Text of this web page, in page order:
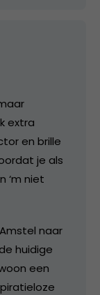
extra
en brille
je als
‘m niet
naar
huidige
een